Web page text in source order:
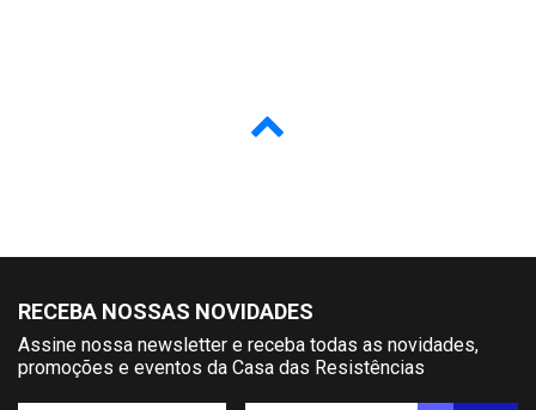
RECEBA NOSSAS NOVIDADES
Assine nossa newsletter e receba todas as novidades,
promoções e eventos da Casa das Resistências